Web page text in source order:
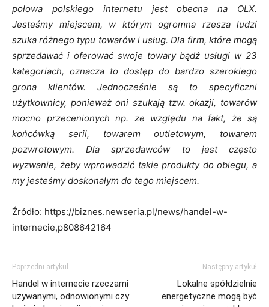
połowa polskiego internetu jest obecna na OLX.
Jesteśmy miejscem, w którym ogromna rzesza ludzi
szuka różnego typu towarów i usług. Dla firm, które mogą
sprzedawać i oferować swoje towary bądź usługi w 23
kategoriach, oznacza to dostęp do bardzo szerokiego
grona klientów. Jednocześnie są to specyficzni
użytkownicy, ponieważ oni szukają tzw. okazji, towarów
mocno przecenionych np. ze względu na fakt, że są
końcówką serii, towarem outletowym, towarem
pozwrotowym. Dla sprzedawców to jest często
wyzwanie, żeby wprowadzić takie produkty do obiegu, a
my jesteśmy doskonałym do tego miejscem.
Źródło: https://biznes.newseria.pl/news/handel-w-
internecie,p808642164
Poprzedni artykuł
Handel w internecie rzeczami
używanymi, odnowionymi czy
Następny artykuł
Lokalne spółdzielnie
energetyczne mogą być